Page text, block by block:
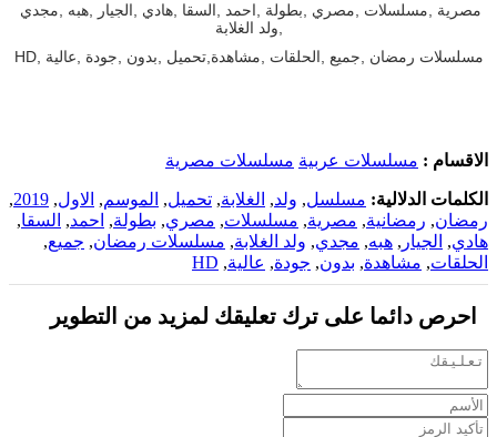
مصرية ,مسلسلات ,مصري ,بطولة ,احمد ,السقا ,هادي ,الجيار ,هبه ,مجدي
,ولد الغلابة
مسلسلات رمضان ,جميع ,الحلقات ,مشاهدة,تحميل ,بدون ,جودة ,عالية ,HD
الاقسام : مسلسلات عربية مسلسلات مصرية
الكلمات الدلالية: مسلسل, ولد, الغلابة, تحميل, الموسم, الاول,
2019
,
رمضان, رمضانية, مصرية, مسلسلات, مصري, بطولة, احمد, السقا,
هادي, الجيار , هبه, مجدي, ولد الغلابة, مسلسلات رمضان, جميع,
الحلقات, مشاهدة, بدون, جودة, عالية,
HD
احرص دائما على ترك تعليقك لمزيد من التطوير